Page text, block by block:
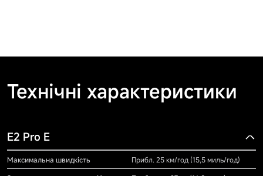
Технічні характеристики
E2 Pro E
Максимальна швидкість
Прибл. 25 км/год (15,5 миль/год)